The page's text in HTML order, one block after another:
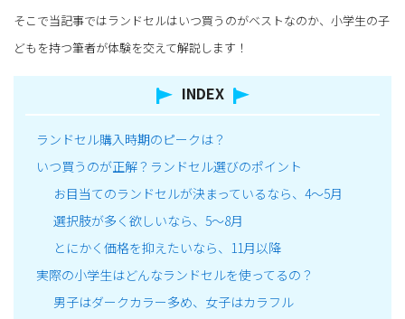
そこで当記事ではランドセルはいつ買うのがベストなのか、小学生の子
どもを持つ筆者が体験を交えて解説します！
INDEX
ランドセル購入時期のピークは？
いつ買うのが正解？ランドセル選びのポイント
お目当てのランドセルが決まっているなら、4～5月
選択肢が多く欲しいなら、5～8月
とにかく価格を抑えたいなら、11月以降
実際の小学生はどんなランドセルを使ってるの？
男子はダークカラー多め、女子はカラフル